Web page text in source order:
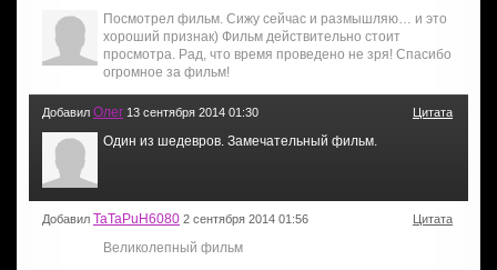
Посмотрел фильм. Сижу сейчас и размышляю… и это
хороший признак) Фильм действительно стоит
просмотра. Рад, что время проведено не зря! Спасибо
огромное за фильм!
Добавил Олег 13 сентября 2014 01:30 Цитата
Один из шедевров. Замечательный фильм.
Добавил TaTaPuH6080 2 сентября 2014 01:56 Цитата
Великолепный фильм